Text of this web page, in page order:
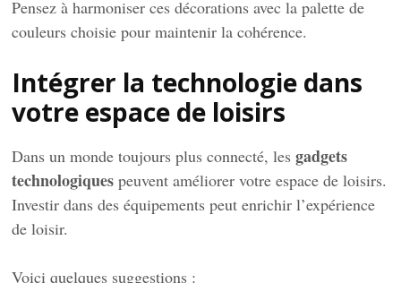
Pensez à harmoniser ces décorations avec la palette de
couleurs choisie pour maintenir la cohérence.
Intégrer la technologie dans
votre espace de loisirs
Dans un monde toujours plus connecté, lesgadgets
technologiques peuvent améliorer votre espace de loisirs.
Investir dans des équipements peut enrichir l’expérience
de loisir.
Voici quelques suggestions :